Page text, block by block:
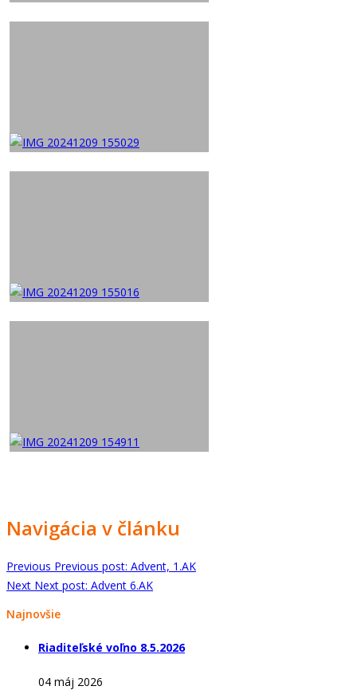
Navigácia v článku
Previous Previous post: Advent, 1.AK
Next Next post: Advent 6.AK
Najnovšie
Riaditeľské voľno 8.5.2026
04 máj 2026